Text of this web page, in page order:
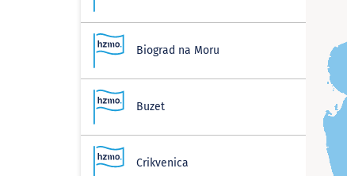
Biograd na Moru
Buzet
Crikvenica